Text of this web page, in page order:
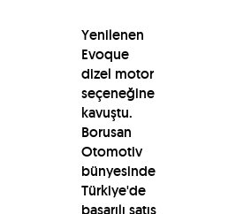
Yenilenen
Evoque
dizel motor
seçeneğine
kavuştu.
Borusan
Otomotiv
bünyesinde
Türkiye'de
başarılı satış